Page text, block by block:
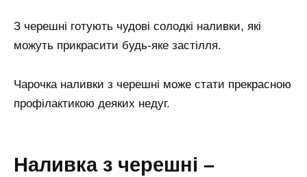
З черешні готують чудові солодкі наливки, які
можуть прикрасити будь-яке застілля.
Чарочка наливки з черешні може стати прекрасною
профілактикою деяких недуг.
Наливка з черешні –